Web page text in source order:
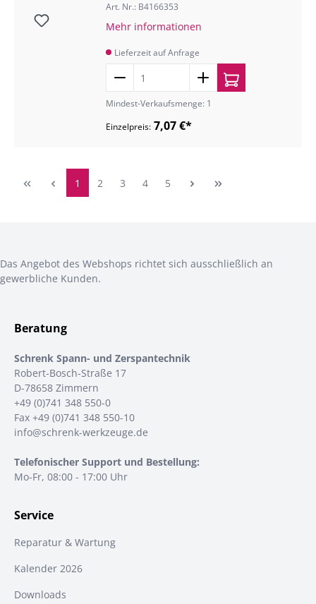
Art. Nr.: B4166353
Mehr informationen
Lieferzeit auf Anfrage
Mindest-Verkaufsmenge: 1
Einzelpreis: 7,07 €*
1 2 3 4 5
Das Angebot des Webshops richtet sich ausschließlich an
gewerbliche Kunden.
Beratung
Schrenk Spann- und Zerspantechnik
Robert-Bosch-Straße 17
D-78658 Zimmern
+49 (0)741 348 550-0
Fax +49 (0)741 348 550-10
info@schrenk-werkzeuge.de
Telefonischer Support und Bestellung:
Mo-Fr, 08:00 - 17:00 Uhr
Service
Reparatur & Wartung
Kalender 2026
Downloads